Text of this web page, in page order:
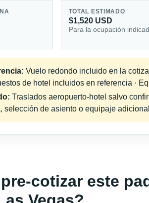
TOTAL ESTIMADO
$1,520 USD
Para la ocupación
Vuelo redondo incluido en la
de hotel incluidos en referencia ·
Traslados aeropuerto-hotel salvo
selección de asiento o equipaje
cotizar este